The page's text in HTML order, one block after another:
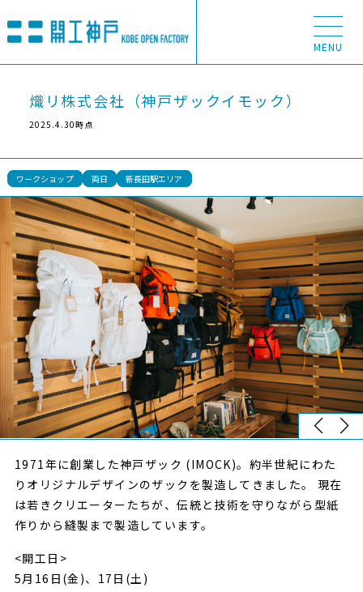
MENU
ABOUT
NEWS
熾リ株式会社（神戸ザックイモック）
2025.4.30時点
ワークショップ 両日 新長田駅エリア
1971年に創業した神戸ザック (IMOCK)。約半世紀にわた
りオリジナルデザインのザックを製造してきました。 現在
は若きクリエーターたちが、伝統と技術を守りながら型紙
作りから縫製まで製造しています。
<開工日>
5月16日(金)、17日(土)